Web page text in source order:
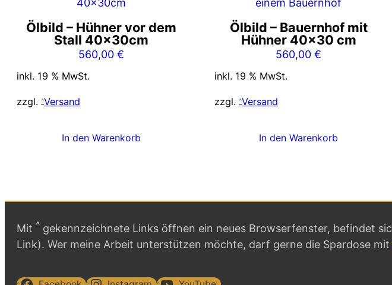
Ölbild – Hühner vor dem
Stall 40x30cm
560,00 €
inkl. 19 % MwSt.
zzgl. Versand
In den Warenkorb
Ölbild – Bauernhof mit
Hühner 40×30 cm
560,00€
inkl. 19 % MwSt.
zzgl. Versand
In den Warenkorb
Mit ^ gekennzeichnete Links öffnen ein neues Browserfenster, befindet
Link). Wer meine Arbeit unterstützen möchte, darf gerne die Spardose mit